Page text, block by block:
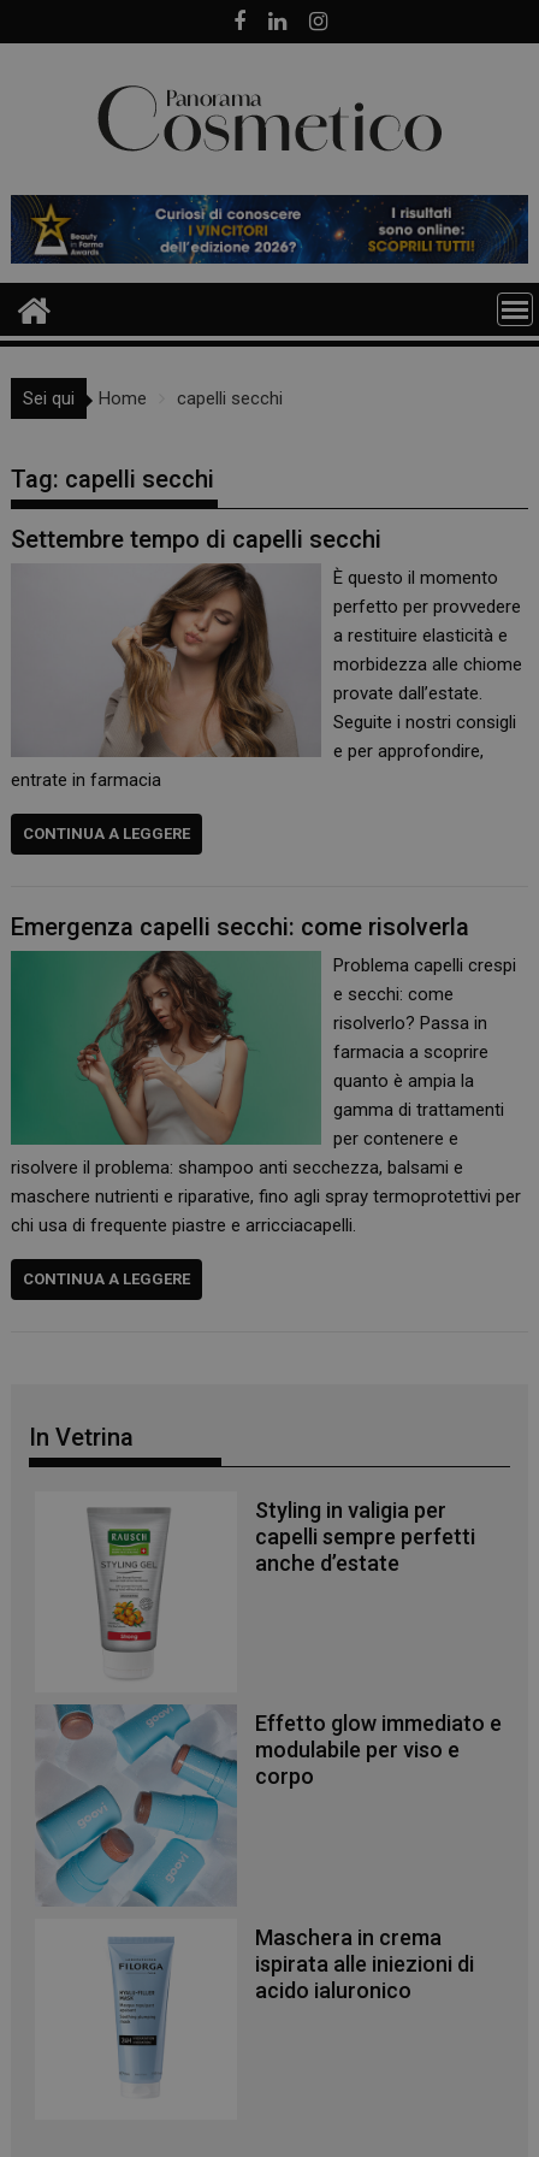
to
Sei qui Home capelli secchi
Tag: capelli secchi
Settembre tempo di capelli secchi
È questo il momento
perfetto per provvedere
a restituire elasticità e
morbidezza alle chiome
provate dall’estate.
Seguite i nostri consigli
e per approfondire,
entrate in farmacia
CONTINUA A LEGGERE
Emergenza capelli secchi: come risolverla
Problema capelli crespi
e secchi: come
risolverlo? Passa in
farmacia a scoprire
quanto è ampia la
gamma di trattamenti
per contenere e
risolvere il problema: shampoo anti secchezza, balsami e
maschere nutrienti e riparative, fino agli spray termoprotettivi per
chi usa di frequente piastre e arricciacapelli.
CONTINUA A LEGGERE
In Vetrina
Styling in valigia per
capelli sempre perfetti
anche d’estate
Effetto glow immediato e
modulabile per viso e
corpo
Maschera in crema
ispirata alle iniezioni di
acido ialuronico